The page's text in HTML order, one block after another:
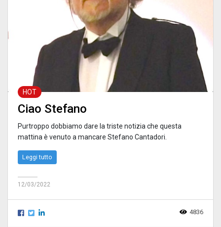
HOT
Ciao Stefano
Purtroppo dobbiamo dare la triste notizia che questa
mattina è venuto a mancare Stefano Cantadori.
Leggi tutto
12/03/2022
4836